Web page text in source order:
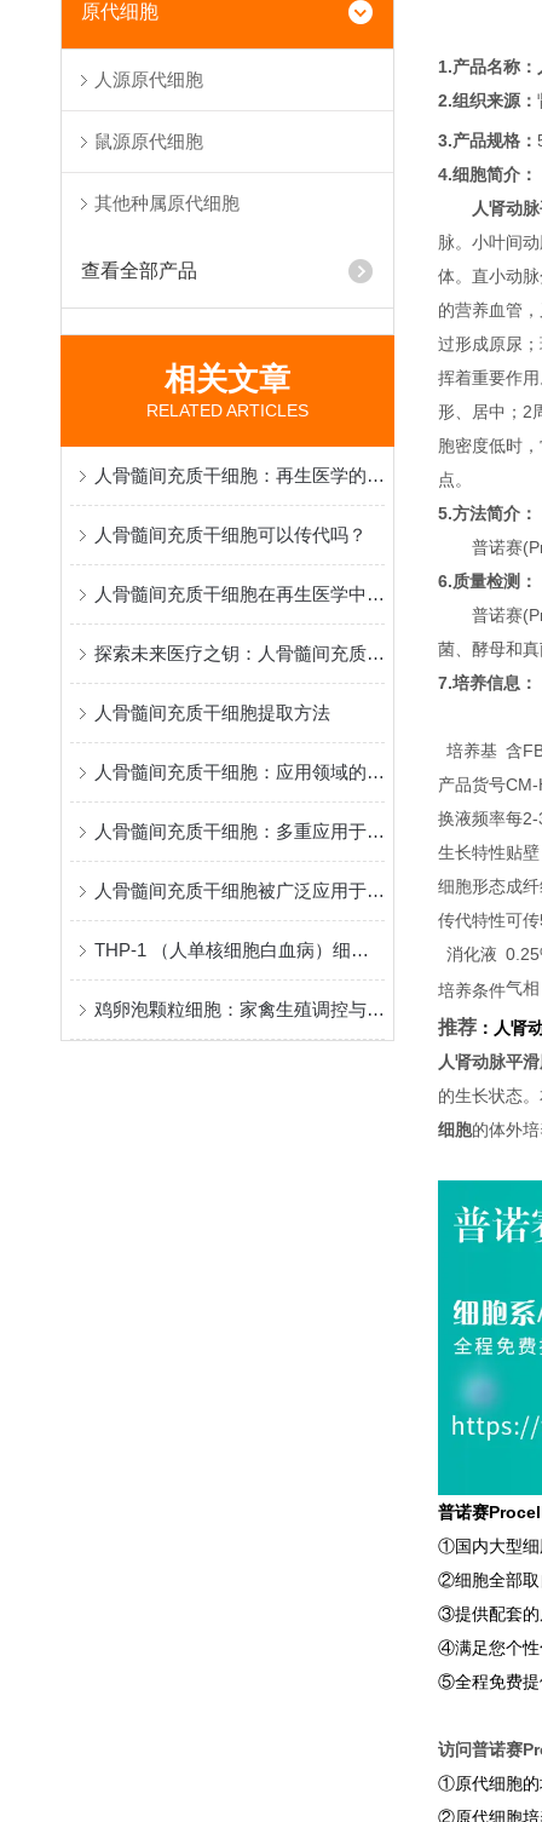
原代细胞
人源原代细胞
鼠源原代细胞
其他种属原代细胞
查看全部产品
相关文章
RELATED ARTICLES
人骨髓间充质干细胞：再生医学的“希望之种”
人骨髓间充质干细胞可以传代吗？
人骨髓间充质干细胞在再生医学中的研究与应用
探索未来医疗之钥：人骨髓间充质干细胞的特性与应用
人骨髓间充质干细胞提取方法
人骨髓间充质干细胞：应用领域的突破与前景
人骨髓间充质干细胞：多重应用于医学领域的神奇细胞
人骨髓间充质干细胞被广泛应用于组织工程
THP-1 （人单核细胞白血病）细胞系采购与建立指南
鸡卵泡颗粒细胞：家禽生殖调控与卵巢功能研究的特色模型
1.产品名称：
2.组织来源：
3.产品规格：
4.细胞简介：
人肾动
脉。小叶间
体。直小动
的营养血管
过形成原尿
挥着重要作
形、居中；2
胞密度低时
点。
5.方法简介：
普诺赛
6.质量检测：
普诺赛
菌、酵母和
7.培养信息：
培养基 含
产品货号CM-
换液频率每2-
生长特性贴壁
细胞形态成
传代特性可
消化液
培养条件气
推荐 ： 人肾
人肾动脉平
的生长状态
细胞的体外
普诺赛
①国内大型细
②细胞全部取
③提供配套的
④满足您个性
⑤全程免费提
访问普诺赛
①原代细胞的
②原代细胞培